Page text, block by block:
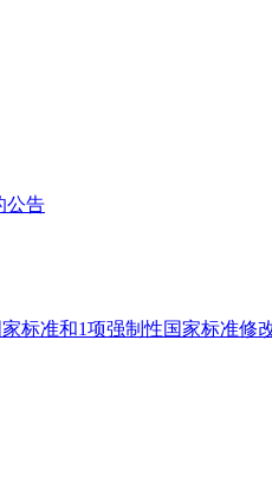
公告
标准和1项强制性国家标准修